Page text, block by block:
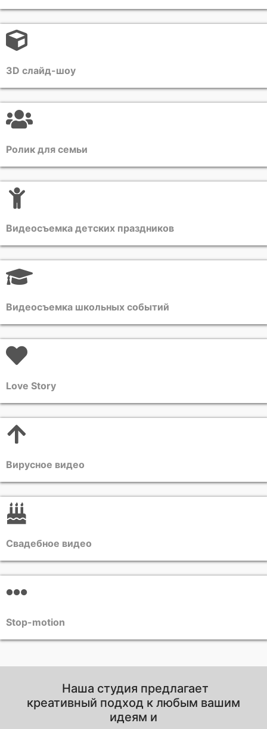
3D слайд-шоу
Ролик для семьи
Видеосъемка детских праздников
Видеосъемка школьных событий
Love Story
Вирусное видео
Свадебное видео
Stop-motion
Наша студия предлагает
креативный подход к любым вашим
идеям и